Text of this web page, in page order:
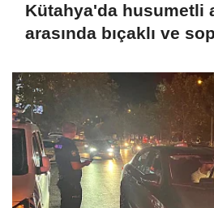
Kütahya'da husumetli
arasında bıçaklı ve